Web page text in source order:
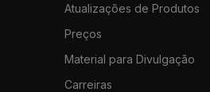
Atualizações de Produtos
Preços
Material para Divulgação
Carreiras